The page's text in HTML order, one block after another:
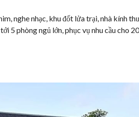
nghe nhạc, khu đốt lửa trại, nhà kính
5 phòng ngủ lớn, phục vụ nhu cầu cho 20